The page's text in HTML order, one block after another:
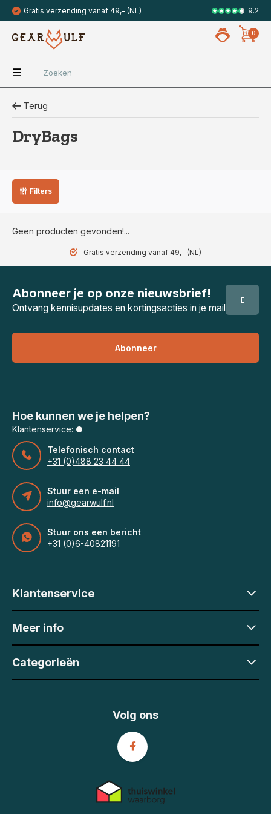
Gratis verzending vanaf 49,- (NL) Veilig met
9.2
0
Terug
DryBags
Filters
Geen producten gevonden!...
Gratis verzending vanaf 49,- (NL)
Abonneer je op onze nieuwsbrief!
Ontvang kennisupdates en kortingsacties in je mail
Abonneer
Hoe kunnen we je helpen?
Klantenservice:
Telefonisch contact
+31 (0)488 23 44 44
Stuur een e-mail
info@gearwulf.nl
Stuur ons een bericht
+31 (0)6-40821191
Klantenservice
Meer info
Categorieën
Volg ons